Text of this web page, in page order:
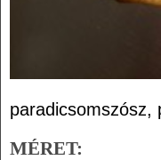
paradicsomszósz,
MÉRET: